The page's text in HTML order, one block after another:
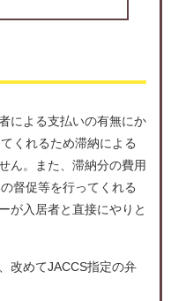
による支払いの有無にか
くれるため滞納による
ん。また、滞納分の費用
督促等を行ってくれる
が入居者と直接にやりと
改めてJACCS指定の弁